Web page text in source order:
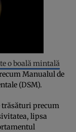
o boală mintală
Manualul de
(DSM).
trăsături precum
lipsa